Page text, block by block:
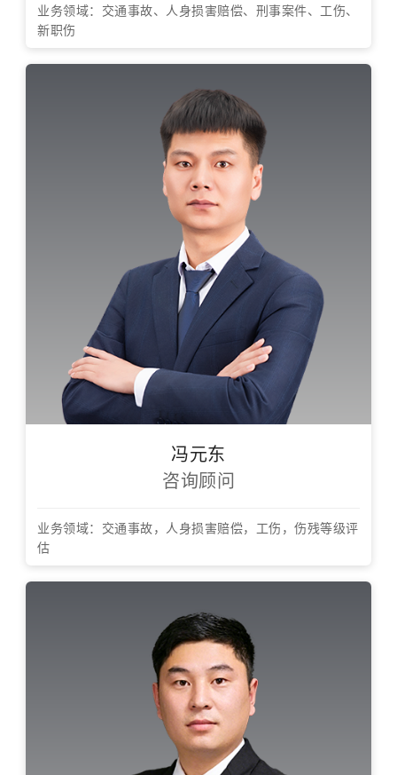
业务领域：交通事故、人身损害赔偿、刑事案件、工伤、
新职伤
冯元东
咨询顾问
业务领域：交通事故，人身损害赔偿，工伤，伤残等级评
估